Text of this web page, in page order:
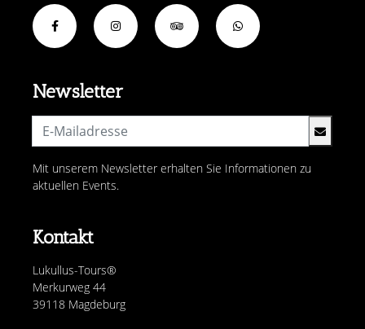
Kontakt
Lukullus-Tours®
Merkurweg 44
39118 Magdeburg
Newsletter
Mit unserem Newsletter erhalten Sie Informationen zu
aktuellen Events.